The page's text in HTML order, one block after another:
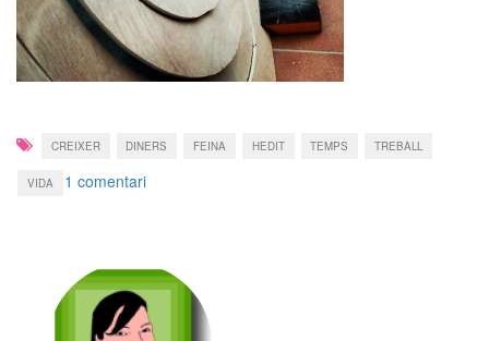
CREIXER DINERS FEINA HEDIT TEMPS TREBALL
VIDA 1 comentaria